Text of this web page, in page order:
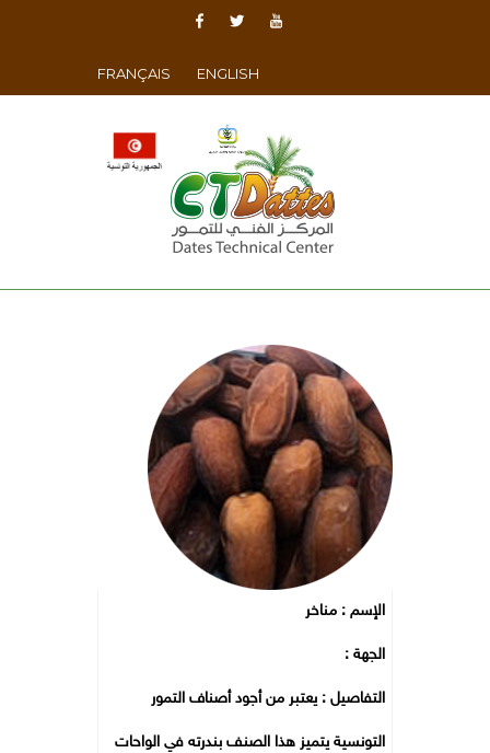
FRANÇAIS ENGLISH
الإسم : مناخر
الجهة :
التفاصيل : يعتبر من أجود أصناف التمور
التونسية يتميز هذا الصنف بندرته في الواحات